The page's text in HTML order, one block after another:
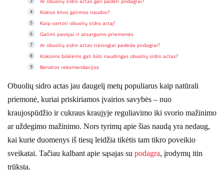
Kokios kitos galimos naudos?
Kaip vartoti obuolių sidro actą?
Galimi pavojai ir atsargumo priemonės
Ar obuolių sidro actas tiesiogiai padeda podagrai?
Kokioms būklėms gali būti naudingas obuolių sidro actas?
Bendros rekomendacijos
Obuolių sidro actas jau daugelį metų populiarus kaip natūrali
priemonė, kuriai priskiriamos įvairios savybės – nuo
kraujospūdžio ir cukraus kraujyje reguliavimo iki svorio mažinimo
ar uždegimo mažinimo. Nors tyrimų apie šias naudą yra nedaug,
kai kurie duomenys iš tiesų leidžia tikėtis tam tikro poveikio
sveikatai. Tačiau kalbant apie sąsajas su podagra, įrodymų itin
trūksta.